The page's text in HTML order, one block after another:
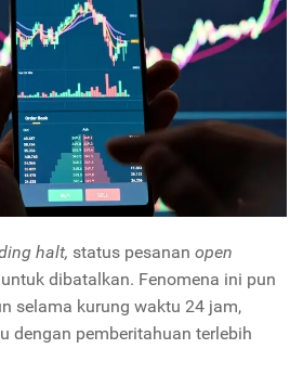
halt, status pesanan open
dibatalkan. Fenomena ini pun
selama kurung waktu 24 jam,
dengan pemberitahuan terlebih